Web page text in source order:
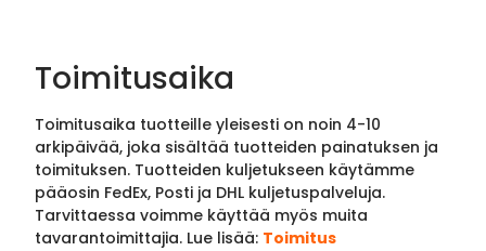
Toimitusaika
Toimitusaika tuotteille yleisesti on noin 4-10
arkipäivää, joka sisältää tuotteiden painatuksen ja
toimituksen. Tuotteiden kuljetukseen käytämme
pääosin FedEx, Posti ja DHL kuljetuspalveluja.
Tarvittaessa voimme käyttää myös muita
tavarantoimittajia. Lue lisää: Toimitus